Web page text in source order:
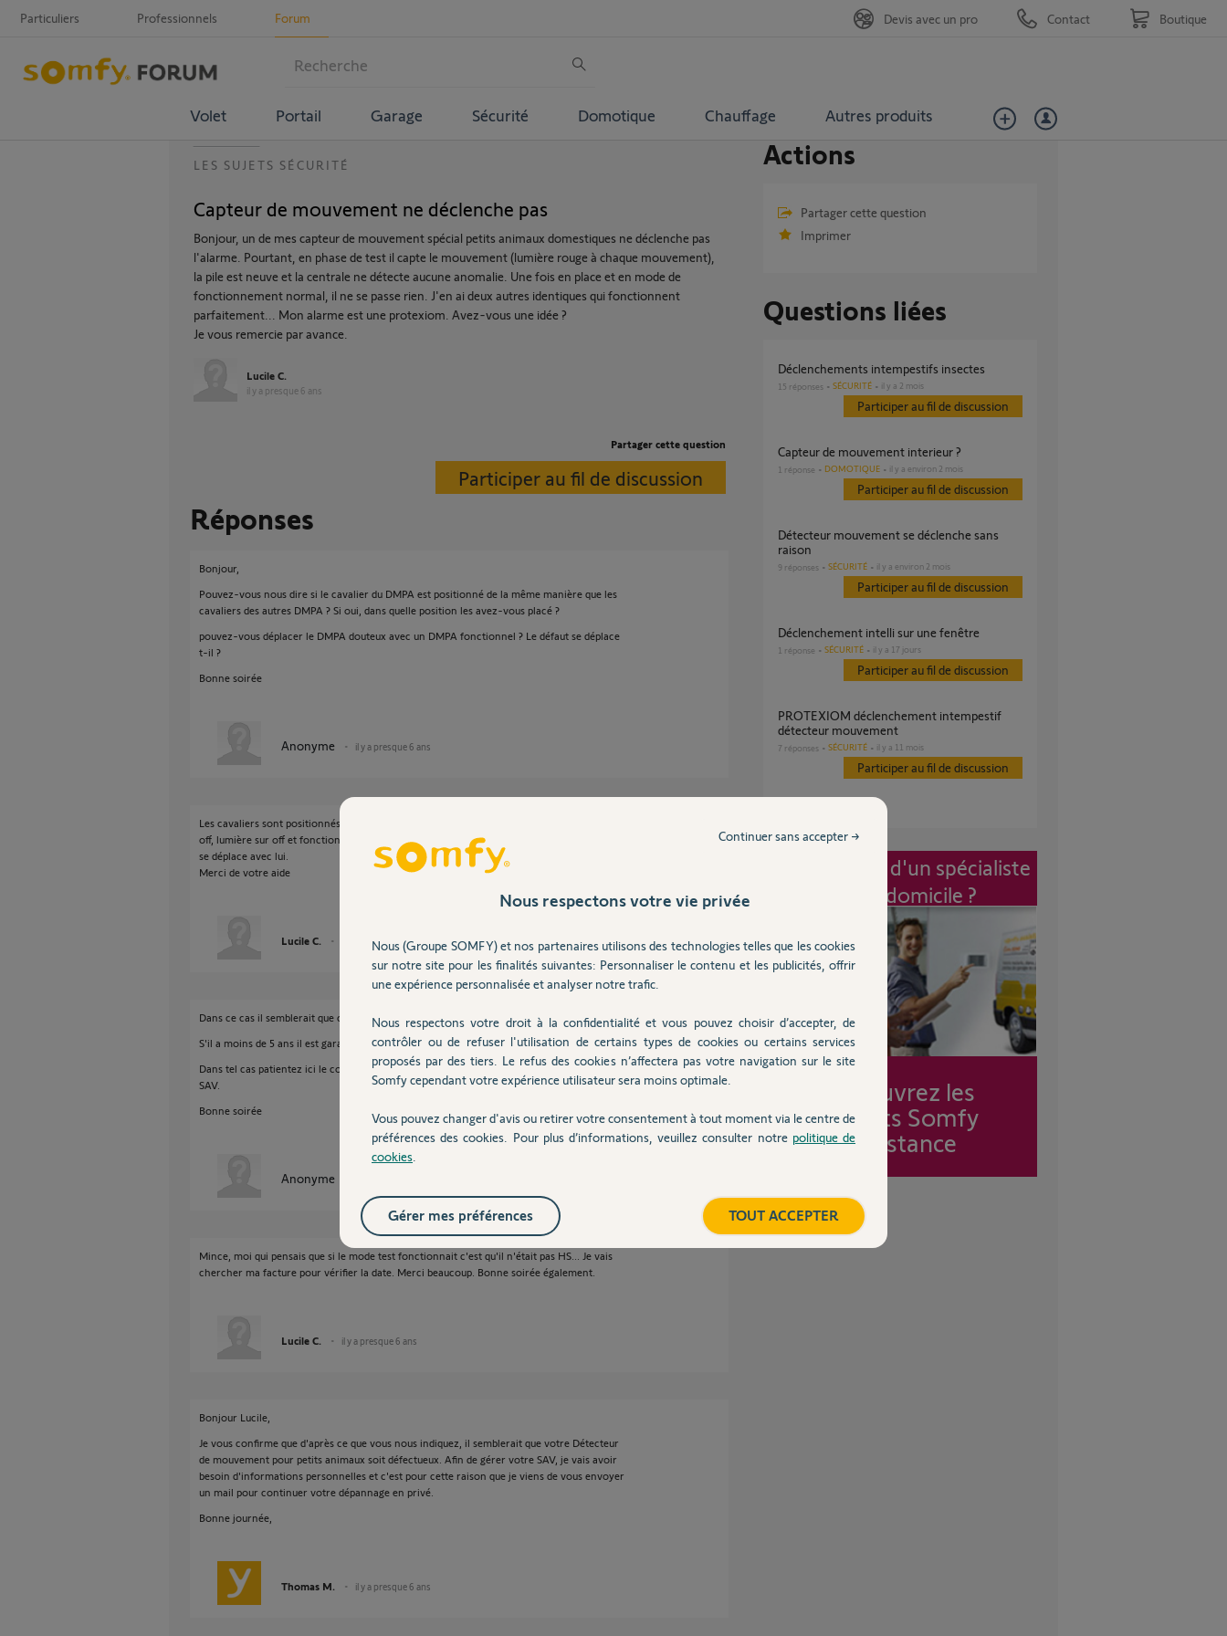
Particuliers Professionnels Forum
Volet Portail Garage Sécurité Domotique Chauffage Autres produits
Devis avec un pro Contact Boutique
LES SUJETS SÉCURITÉ
Capteur de mouvement ne déclenche pas
Bonjour, un de mes capteur de mouvement spécial petits animaux domestiques ne déclenche pas
l'alarme. Pourtant, en phase de test il capte le mouvement (lumière rouge à chaque mouvement),
la pile est neuve et la centrale ne détecte aucune anomalie. Une fois en place et en mode de
fonctionnement normal, il ne se passe rien. J'en ai deux autres identiques qui fonctionnent
parfaitement... Mon alarme est une protexiom. Avez-vous une idée ?
Je vous remercie par avance.
Lucile C.
il y a presque 6 ans
Partager cette question
Participer au fil de discussion
Réponses
Bonjour,
Pouvez-vous nous dire si le cavalier du DMPA est positionné de la même manière que les
cavaliers des autres DMPA ? Si oui, dans quelle position les avez-vous placé ?
pouvez-vous déplacer le DMPA douteux avec un DMPA fonctionnel ? Le défaut se déplace
t-il ?
Bonne soirée
Anonyme il y a presque 6 ans
Les cavaliers sont positionnés de manière identique sur l'ensemble des capteurs : test sur
off, lumière sur off et fonctionnement sur on. J'ai déjà déplacé le détecteur et le problème
se déplace avec lui.
Merci de votre aide
Lucile C. il y a presque 6 ans
Dans ce cas il semblerait que ce DMPA est HS.
S'il a moins de 5 ans il est garanti.
Dans tel cas patientez ici le contact d'un Yellow's qui s'occupera de la gestion de votre
SAV.
Bonne soirée
Anonyme
Mince, moi qui pensais que si le mode test fonctionnait c'est qu'il n'était pas HS... Je vais
chercher ma facture pour vérifier la date. Merci beaucoup. Bonne soirée également.
Lucile C. il y a presque 6 ans
Bonjour Lucile,
Je vous confirme que d'après ce que vous nous indiquez, il semblerait que votre Détecteur
de mouvement pour petits animaux soit défectueux. Afin de gérer votre SAV, je vais avoir
besoin d'informations personnelles et c'est pour cette raison que je viens de vous envoyer
un mail pour continuer votre dépannage en privé.
Bonne journée,
Thomas M. il y a presque 6 ans
Actions
Partager cette question
Imprimer
Questions liées
Déclenchements intempestifs insectes
15 réponses SÉCURITÉ il y a 2 mois
Participer au fil de discussion
capteur de mouvement interieur ?
1 réponse DOMOTIQUE il y a environ 2 mois
Participer au fil de discussion
Détecteur mouvement se déclenche sans
raison
9 réponses SÉCURITÉ il y a environ 2 mois
Participer au fil de discussion
Déclenchement intelli sur une fenêtre
1 réponse SÉCURITÉ il y a 17 jours
Participer au fil de discussion
PROTEXIOM déclenchement intempestif
détecteur mouvement
7 réponses SÉCURITÉ il y a 11 mois
Participer au fil de discussion
Intervention d'un spécialiste
à mon domicile ?
Découvrez les
forfaits Somfy
Assistance
Nous respectons votre vie privée
Nous (Groupe SOMFY) et nos partenaires utilisons des technologies telles que les cookies
sur notre site pour les finalités suivantes: Personnaliser le contenu et les publicités, offrir
une expérience personnalisée et analyser notre trafic.
Nous respectons votre droit à la confidentialité et vous pouvez choisir d’accepter, de
contrôler ou de refuser l'utilisation de certains types de cookies ou certains services
proposés par des tiers. Le refus des cookies n’affectera pas votre navigation sur le site
Somfy cependant votre expérience utilisateur sera moins optimale.
Vous pouvez changer d'avis ou retirer votre consentement à tout moment via le centre de
préférences des cookies. Pour plus d’informations, veuillez consulter notre politique de
cookies
Continuer sans accepter →
TOUT ACCEPTER
Gérer mes préférences